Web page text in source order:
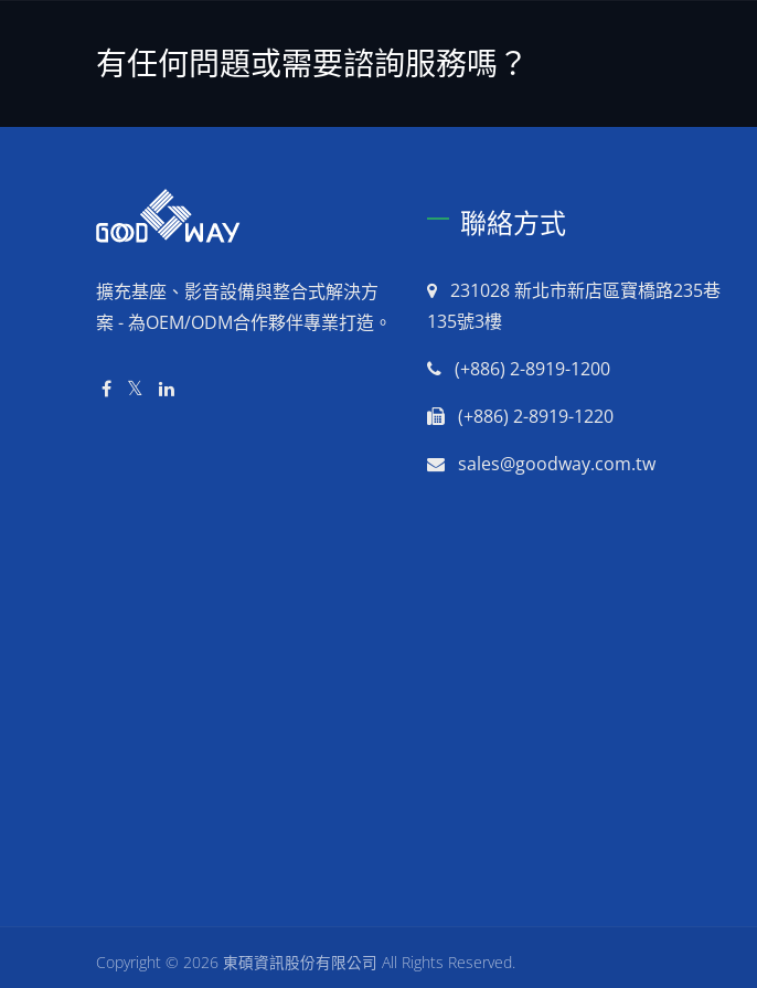
有任何問題或需要諮詢服務嗎？
擴充基座、影音設備與整合式解決方
案 - 為OEM/ODM合作夥伴專業打造。
聯絡方式
231028 新北市新店區寶橋路235巷
135號3樓
(+886) 2-8919-1200
(+886) 2-8919-1220
sales@goodway.com.tw
Copyright © 2026 東碩資訊股份有限公司 All Rights Reserved.